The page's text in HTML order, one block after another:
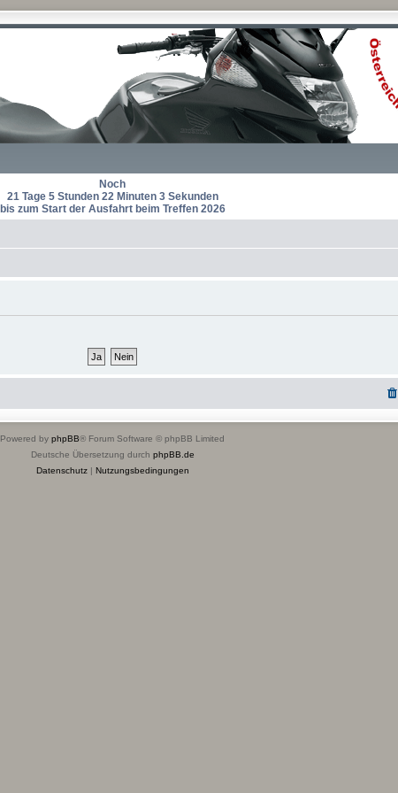
Noch
21 Tage 5 Stunden 22 Minuten 3 Sekunden
bis zum Start der Ausfahrt beim Treffen 2026
Powered by phpBB® Forum Software © phpBB Limited
Deutsche Übersetzung durch phpBB.de
Datenschutz| Nutzungsbedingungen